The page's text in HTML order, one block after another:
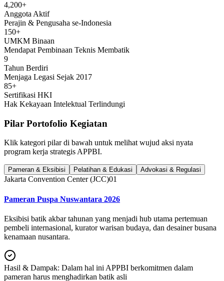
4,200+
Anggota Aktif
Perajin & Pengusaha se-Indonesia
150+
UMKM Binaan
Mendapat Pembinaan Teknis Membatik
9
Tahun Berdiri
Menjaga Legasi Sejak 2017
85+
Sertifikasi HKI
Hak Kekayaan Intelektual Terlindungi
Pilar Portofolio Kegiatan
Klik kategori pilar di bawah untuk melihat wujud aksi nyata
program kerja strategis APPBI.
Pameran & Eksibisi Pelatihan & Edukasi Advokasi & Regulasi
Jakarta Convention Center (JCC)01
Pameran Puspa Nuswantara 2026
Eksibisi batik akbar tahunan yang menjadi hub utama pertemuan
pembeli internasional, kurator warisan budaya, dan desainer busana
kenamaan nusantara.
Hasil & Dampak: Dalam hal ini APPBI berkomitmen dalam
pameran harus menghadirkan batik asli